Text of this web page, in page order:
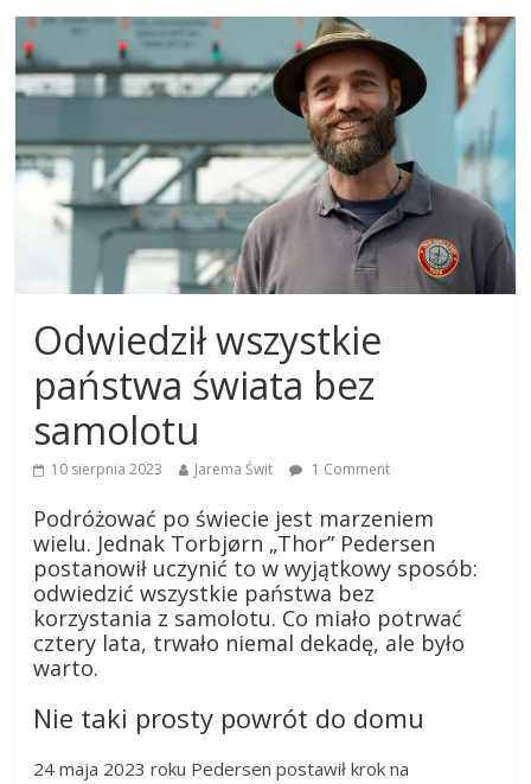
Odwiedził wszystkie
państwa świata bez
samolotu
10 sierpnia 2023 Jarema Świt 1 Comment
Podróżować po świecie jest marzeniem
wielu. Jednak Torbjørn „Thor” Pedersen
postanowił uczynić to w wyjątkowy sposób:
odwiedzić wszystkie państwa bez
korzystania z samolotu. Co miało potrwać
cztery lata, trwało niemal dekadę, ale było
warto.
Nie taki prosty powrót do domu
24 maja 2023 roku Pedersen postawił krok na